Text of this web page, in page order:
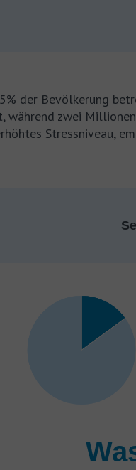
der Bevölkerung
zwei
Stressniveau,